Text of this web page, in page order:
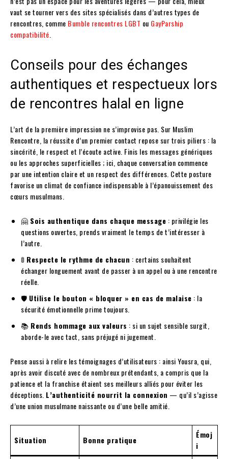
vaut se tourner vers des sites spécialisés dans d’autres types de
rencontres, comme Bumble rencontres LGBT ou GayParship
compatibilité
Conseils pour des échanges
authentiques et respectueux lors
de rencontres halal en ligne
L’art de la première impression ne s’improvise pas. Sur Muslim
Rencontre, la réussite d’un premier contact repose sur trois piliers : la
sincérité, le respect et l’écoute active. Finis les messages génériques
ou les approches superficielles ; ici, chaque conversation commence
par une intention claire et un respect des différences. Cette posture
favorise un climat de confiance indispensable à l’épanouissement des
cœurs musulmans.
🤗 Sois authentique dans chaque message : privilégie les
questions ouvertes, prends vraiment le temps de t’intéresser à
l’autre.
🚦 Respecte le rythme de chacun : certains souhaitent
échanger longuement avant de passer à un appel ou à une rencontre
réelle.
🛡️ Utilise le bouton « bloquer » en cas de malaise : la
sécurité émotionnelle prime toujours.
📚 Rends hommage aux valeurs : si un sujet sensible surgit,
aborde-le avec tact, sans préjugé ni jugement.
Pense aussi à relire les témoignages d’utilisateurs : ainsi Yousra, qui,
après avoir discuté avec de nombreux prétendants, a compris que la
patience et la franchise étaient ses meilleurs alliés pour éviter les
déceptions. L’authenticité nourrit la connexion — qu’il s’agisse
d’une union musulmane naissante ou d’une belle amitié.
Situation Bonne pratique
Émoj
i